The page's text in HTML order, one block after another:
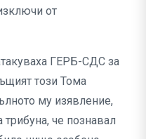
от
ГЕРБ-СДС за
този Тома
му изявление,
трибуна, че познавал